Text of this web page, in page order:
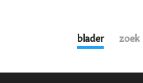
blader zoek